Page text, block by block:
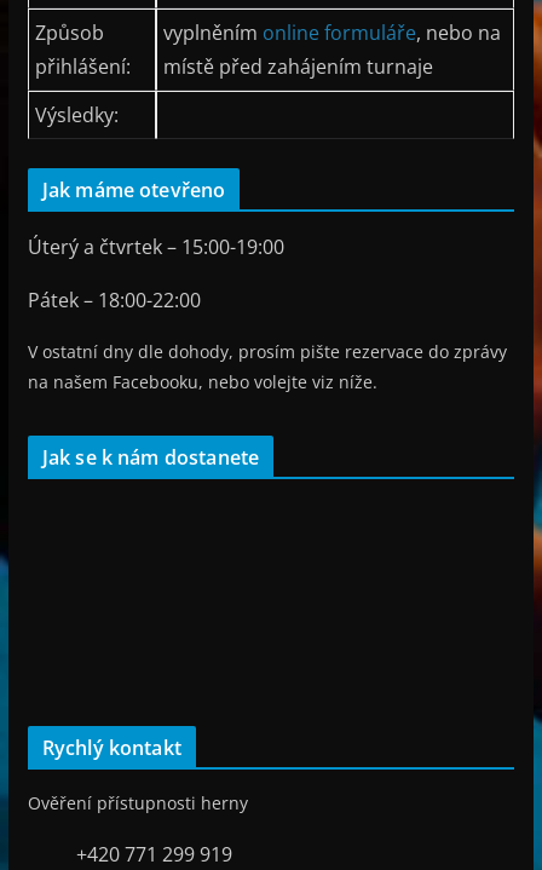
Způsob
přihlášení:
vyplněním online formuláře, nebo na
místě před zahájením turnaje
Výsledky:
Jak máme otevřeno
Úterý a čtvrtek – 15:00-19:00
Pátek – 18:00-22:00
V ostatní dny dle dohody, prosím pište rezervace do zprávy
na našem Facebooku, nebo volejte viz níže.
Jak se k nám dostanete
Rychlý kontakt
Ověření přístupnosti herny
+420 771 299 919